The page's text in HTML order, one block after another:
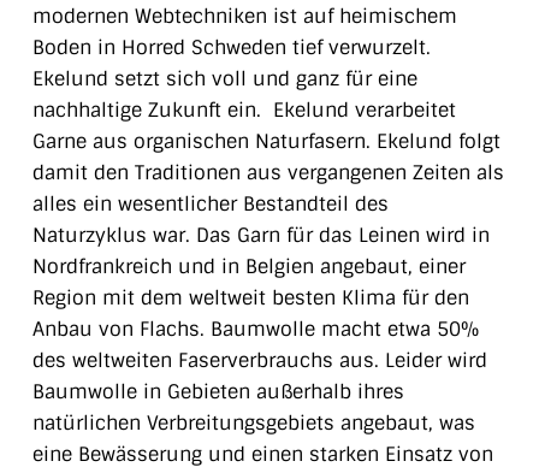
modernen Webtechniken ist auf heimischem
Boden in Horred Schweden tief verwurzelt.
Ekelund setzt sich voll und ganz für eine
nachhaltige Zukunft ein. Ekelund verarbeitet
Garne aus organischen Naturfasern. Ekelund folgt
damit den Traditionen aus vergangenen Zeiten als
alles ein wesentlicher Bestandteil des
Naturzyklus war. Das Garn für das Leinen wird in
Nordfrankreich und in Belgien angebaut, einer
Region mit dem weltweit besten Klima für den
Anbau von Flachs. Baumwolle macht etwa 50%
des weltweiten Faserverbrauchs aus. Leider wird
Baumwolle in Gebieten außerhalb ihres
natürlichen Verbreitungsgebiets angebaut, was
eine Bewässerung und einen starken Einsatz von